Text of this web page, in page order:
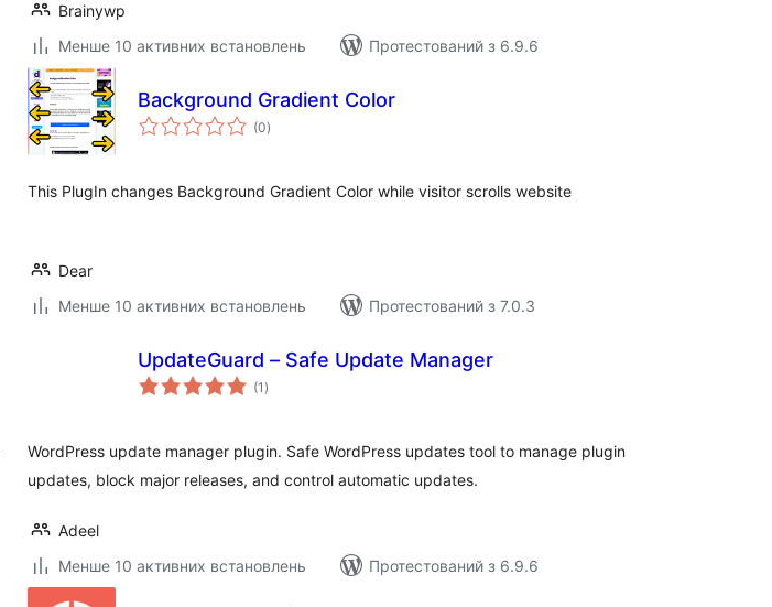
Brainywp
Менше 10 активних встановлень
Протестований з 6.9.6
Background Gradient Color
(0загальний
рейтинг
)
This PlugIn changes Background Gradient Color while visitor scrolls website
Dear
Менше 10 активних встановлень
Протестований з 7.0.3
UpdateGuard – Safe Update Manager
(1 загальний
рейтинг
)
WordPress update manager plugin. Safe WordPress updates tool to manage plugin
updates, block major releases, and control automatic updates.
Adeel
Менше 10 активних встановлень
Протестований з 6.9.6